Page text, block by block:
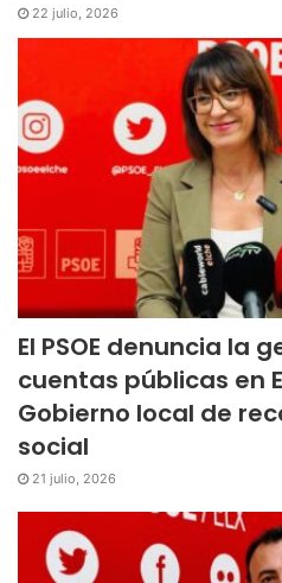
22 julio, 2026
El PSOE denuncia la
cuentas públicas en
Gobierno local de
social
21 julio, 2026